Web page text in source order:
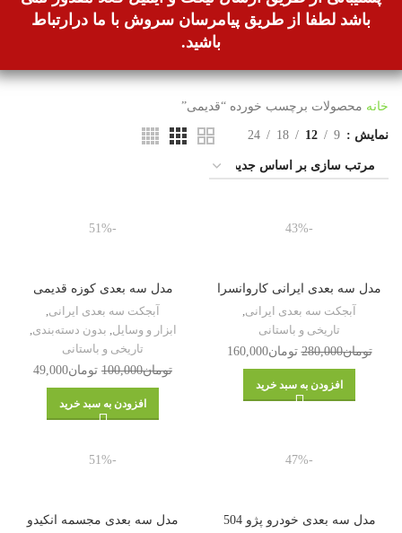
باشد لطفا از طریق پیامرسان سروش با ما درارتباط
باشید.
خانه محصولات برچسب خورده “قدیمی”
نمایش 9
12
18
24
-43%
مدل سه بعدی ایرانی کاروانسرا
آبجکت سه بعدی ایرانی,
تاریخی و باستانی
تومان280,000 تومان160,000
افزودن به سبد خرید
-51%
مدل سه بعدی کوزه قدیمی
آبجکت سه بعدی ایرانی,
ابزار و وسایل, بدون دسته‌بندی,
تاریخی و باستانی
تومان100,000 تومان49,000
افزودن به سبد خرید
-47%
مدل سه بعدی خودرو پژو 504
-51%
مدل سه بعدی مجسمه انکیدو